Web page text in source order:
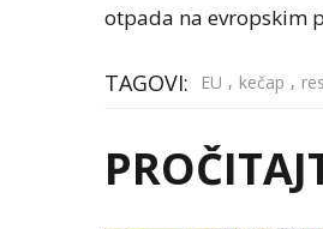
otpada na evropskim
TAGOVI: EU , kečap ,